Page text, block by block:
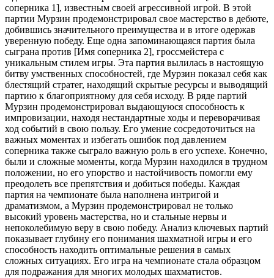
соперника 1], известным своей агрессивной игрой. В этой
партии Мурзин продемонстрировал свое мастерство в дебюте,
добившись значительного преимущества и в итоге одержав
уверенную победу. Еще одна запоминающаяся партия была
сыграна против [Имя соперника 2], гроссмейстера с
уникальным стилем игры. Эта партия вылилась в настоящую
битву умственных способностей, где Мурзин показал себя как
блестящий стратег, находящий скрытые ресурсы и выводящий
партию к благоприятному для себя исходу. В ряде партий
Мурзин продемонстрировал выдающуюся способность к
импровизации, находя нестандартные ходы и переворачивая
ход событий в свою пользу. Его умение сосредоточиться на
важных моментах и избегать ошибок под давлением
соперника также сыграло важную роль в его успехе. Конечно,
были и сложные моменты, когда Мурзин находился в трудном
положении, но его упорство и настойчивость помогли ему
преодолеть все препятствия и добиться победы. Каждая
партия на чемпионате была наполнена интригой и
драматизмом, а Мурзин продемонстрировал не только
высокий уровень мастерства, но и стальные нервы и
непоколебимую веру в свою победу. Анализ ключевых партий
показывает глубину его понимания шахматной игры и его
способность находить оптимальные решения в самых
сложных ситуациях. Его игра на чемпионате стала образцом
для подражания для многих молодых шахматистов.